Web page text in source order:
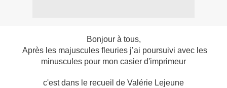
Bonjour à tous,
Après les majuscules fleuries j’ai poursuivi avec les
minuscules pour mon casier d'imprimeur
c'est dans le recueil de Valérie Lejeune